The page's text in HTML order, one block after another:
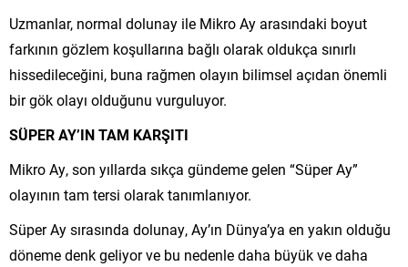
Uzmanlar, normal dolunay ile Mikro Ay arasındaki boyut
farkının gözlem koşullarına bağlı olarak oldukça sınırlı
hissedileceğini, buna rağmen olayın bilimsel açıdan önemli
bir gök olayı olduğunu vurguluyor.
SÜPER AY’IN TAM KARŞITI
Mikro Ay, son yıllarda sıkça gündeme gelen “Süper Ay”
olayının tam tersi olarak tanımlanıyor.
Süper Ay sırasında dolunay, Ay’ın Dünya’ya en yakın olduğu
döneme denk geliyor ve bu nedenle daha büyük ve daha